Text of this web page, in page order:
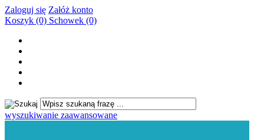
Zaloguj się Załóż konto
Koszyk (0) Schowek (0)
wyszukiwanie zaawansowane